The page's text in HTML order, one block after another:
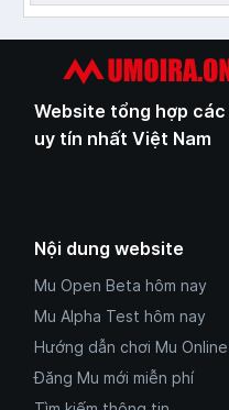
Website tổng hợp các
uy tín nhất Việt Nam
Nội dung website
Mu Open Beta hôm nay
Mu Alpha Test hôm nay
Hướng dẫn chơi Mu Online
Đăng Mu mới miễn phí